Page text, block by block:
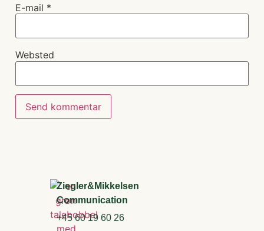
E-mail *
Websted
Ziegler&Mikkelsen
Communication
+45 60 19 60 26